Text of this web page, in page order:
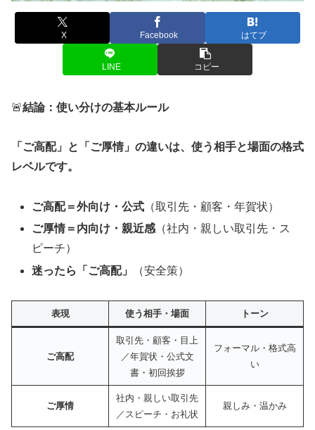
X Facebook はてブ
LINE コピー
🚨結論：使い分けの基本ルール
「ご高配」と「ご厚情」の違いは、使う相手と場面の格式
レベルです。
ご高配＝外向け・公式 （取引先・顧客・年賀状）
ご厚情＝内向け・親近感 （社内・親しい取引先・ス
ピーチ）
迷ったら「ご高配」
（安全策）
表現 使う相手・場面 トーン
ご高配
取引先・顧客・目上
／年賀状・公式文
書・初回挨拶
フォーマル・格式高
い
ご厚情
社内・親しい取引先
／スピーチ・お礼状
親しみ・温かみ